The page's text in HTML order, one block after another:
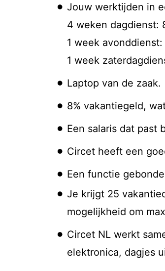
Jouw werktijden in
4 weken dagdienst:
1 week
1 week
Laptop van de zaak.
8% vakantiegeld,
Een salaris dat past
Circet heeft een
Een functie
Je krijgt 25
mogelijkheid om
Circet NL werkt
elektronica, dagjes